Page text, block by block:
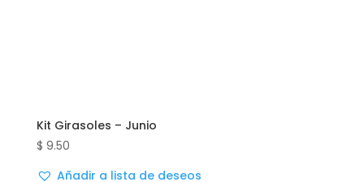
Kit Girasoles – Junio
$ 9.50
Añadir a lista de deseos